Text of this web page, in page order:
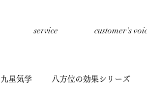
service customer's
星気学 八方位の効果シリーズ